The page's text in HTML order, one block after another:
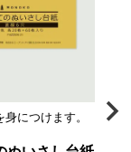
につけます。
最